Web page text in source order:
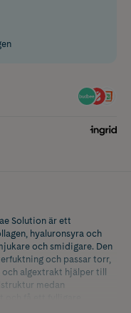
Solution är ett
hyaluronsyra och
och smidigare. Den
och passar torr,
algextrakt hjälper till
medan